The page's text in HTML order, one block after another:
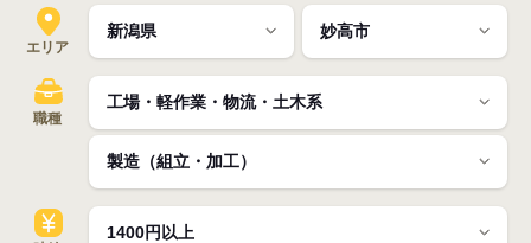
エリア
職種